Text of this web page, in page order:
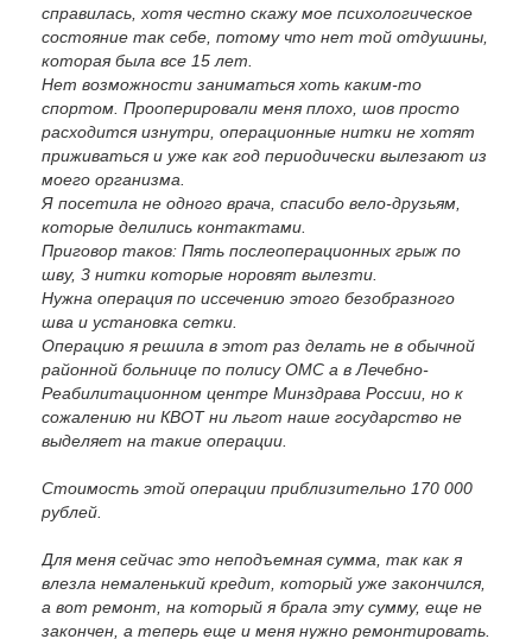
справилась, хотя честно скажу мое психологическое
состояние так себе, потому что нет той отдушины,
которая была все 15 лет.
Нет возможности заниматься хоть каким-то
спортом. Прооперировали меня плохо, шов просто
расходится изнутри, операционные нитки не хотят
приживаться и уже как год периодически вылезают из
моего организма.
Я посетила не одного врача, спасибо вело-друзьям,
которые делились контактами.
Приговор таков: Пять послеоперационных грыж по
шву, 3 нитки которые норовят вылезти.
Нужна операция по иссечению этого безобразного
шва и установка сетки.
Операцию я решила в этот раз делать не в обычной
районной больнице по полису ОМС а в Лечебно-
Реабилитационном центре Минздрава России, но к
сожалению ни КВОТ ни льгот наше государство не
выделяет на такие операции.
Стоимость этой операции приблизительно 170 000
рублей.
Для меня сейчас это неподъемная сумма, так как я
влезла немаленький кредит, который уже закончился,
а вот ремонт, на который я брала эту сумму, еще не
закончен, а теперь еще и меня нужно ремонтировать.